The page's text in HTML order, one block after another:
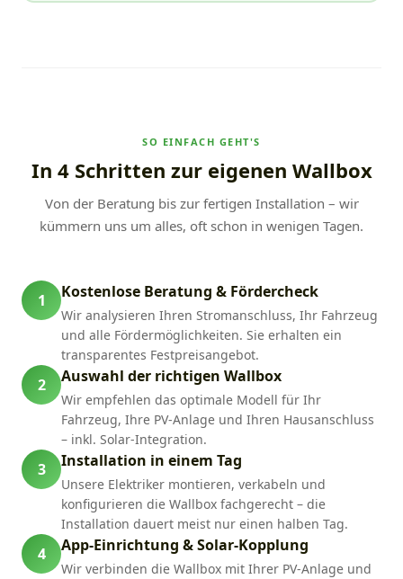
SO EINFACH GEHT'S
In 4 Schritten zur eigenen Wallbox
Von der Beratung bis zur fertigen Installation – wir
kümmern uns um alles, oft schon in wenigen Tagen.
1 Kostenlose Beratung & Fördercheck
Wir analysieren Ihren Stromanschluss, Ihr Fahrzeug
und alle Fördermöglichkeiten. Sie erhalten ein
transparentes Festpreisangebot.
2 Auswahl der richtigen Wallbox
Wir empfehlen das optimale Modell für Ihr
Fahrzeug, Ihre PV-Anlage und Ihren Hausanschluss
– inkl. Solar-Integration.
3 Installation in einem Tag
Unsere Elektriker montieren, verkabeln und
konfigurieren die Wallbox fachgerecht – die
Installation dauert meist nur einen halben Tag.
4 App-Einrichtung & Solar-Kopplung
Wir verbinden die Wallbox mit Ihrer PV-Anlage und